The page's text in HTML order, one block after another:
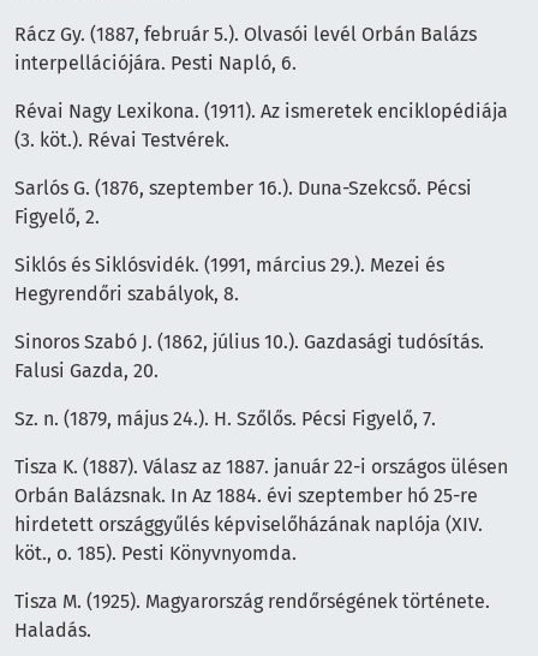
Rácz Gy. (1887, február 5.). Olvasói levél Orbán Balázs
interpellációjára. Pesti Napló, 6.
Révai Nagy Lexikona. (1911). Az ismeretek enciklopédiája
(3. köt.). Révai Testvérek.
Sarlós G. (1876, szeptember 16.). Duna-Szekcső. Pécsi
Figyelő, 2.
Siklós és Siklósvidék. (1991, március 29.). Mezei és
Hegyrendőri szabályok, 8.
Sinoros Szabó J. (1862, július 10.). Gazdasági tudósítás.
Falusi Gazda, 20.
Sz. n. (1879, május 24.). H. Szőlős. Pécsi Figyelő, 7.
Tisza K. (1887). Válasz az 1887. január 22-i országos ülésen
Orbán Balázsnak. In Az 1884. évi szeptember hó 25-re
hirdetett országgyűlés képviselőházának naplója (XIV.
köt., o. 185). Pesti Könyvnyomda.
Tisza M. (1925). Magyarország rendőrségének története.
Haladás.